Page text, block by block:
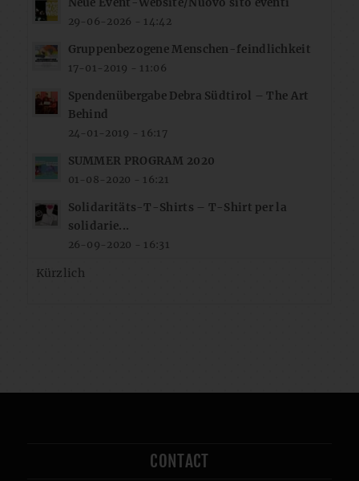
Neue Event-Website/Nuovo sito eventi
29-06-2026 - 14:42
Gruppenbezogene Menschen-feindlichkeit
17-01-2019 - 11:06
Spendenübergabe Debra Südtirol – The Art
Behind
24-01-2019 - 16:17
SUMMER PROGRAM 2020
01-08-2020 - 16:21
Solidaritäts-T-Shirts – T-Shirt per la
solidarie...
26-09-2020 - 16:31
Kürzlich
CONTACT